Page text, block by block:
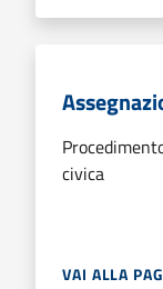
civica
VAI ALLA